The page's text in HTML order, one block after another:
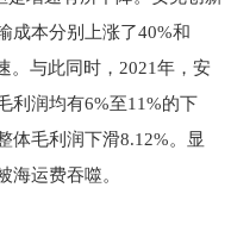
成本分别上涨了40%和
。与此同时，2021年，安
利润均有6%至11%的下
体毛利润下滑8.12%。显
海运费吞噬。